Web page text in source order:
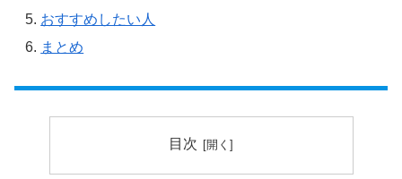
おすすめしたい人
まとめ
目次